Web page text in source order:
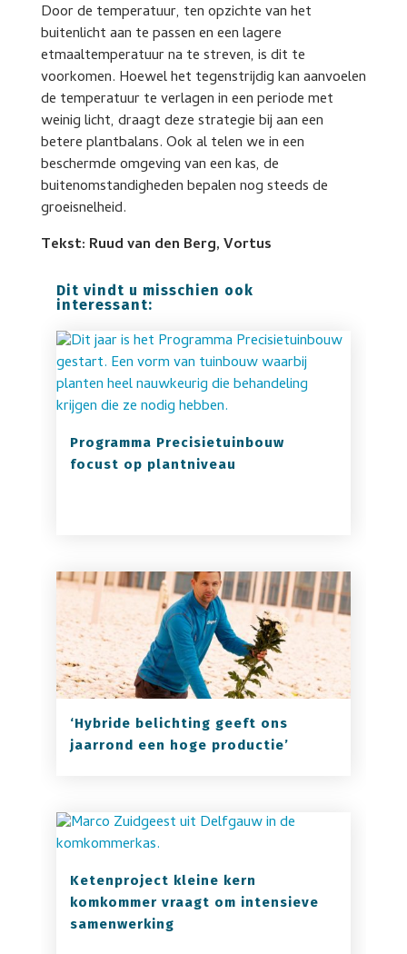
Door de temperatuur, ten opzichte van het
buitenlicht aan te passen en een lagere
etmaaltemperatuur na te streven, is dit te
voorkomen. Hoewel het tegenstrijdig kan aanvoelen
de temperatuur te verlagen in een periode met
weinig licht, draagt deze strategie bij aan een
betere plantbalans. Ook al telen we in een
beschermde omgeving van een kas, de
buitenomstandigheden bepalen nog steeds de
groeisnelheid.
Tekst: Ruud van den Berg, Vortus
Dit vindt u misschien ook
interessant:
Programma Precisietuinbouw
focust op plantniveau
‘Hybride belichting geeft ons
jaarrond een hoge productie’
Ketenproject kleine kern
komkommer vraagt om intensieve
samenwerking